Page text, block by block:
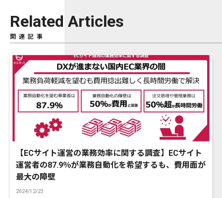
Related Articles
関連記事
【ECサイト運営の業務効率に関する調査】ECサイト
運営者の87.9％が業務自動化を希望するも、費用面が
最大の障壁
2024/12/23